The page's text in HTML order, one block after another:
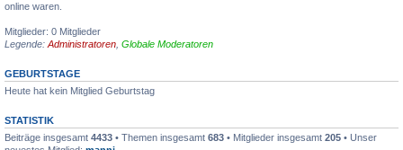
online waren.
Mitglieder: 0 Mitglieder
Legende: Administratoren Globale Moderatoren
GEBURTSTAGE
Heute hat kein Mitglied Geburtstag
STATISTIK
Beiträge insgesamt 4433 • Themen insgesamt 683 • Mitglieder insgesamt 205 • Unser